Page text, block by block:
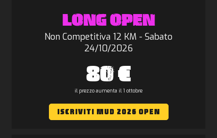
LONG OPEN
Non Competitiva 12 KM - Sabato
24/10/2026
80 €
il prezzo aumenta il 1 ottobre
ISCRIVITI MUD 2026 OPEN